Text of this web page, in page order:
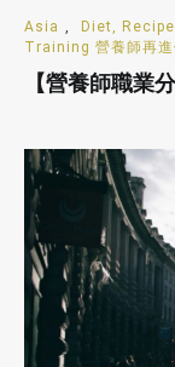
Asia , Diet,
Training 營養師再進
【營養師職業